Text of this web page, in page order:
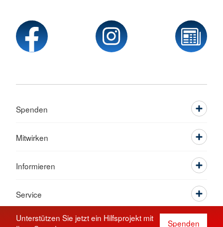
Unterstützen Sie jetzt ein Hilfsprojekt mit
Spenden
Spenden
Mitwirken
Informieren
Service